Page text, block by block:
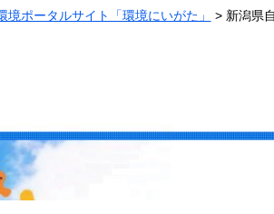
タ
ム
境ポータルサイト「環境にいがた」 > 新潟県